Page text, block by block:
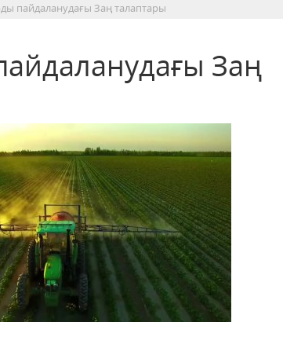
пайдаланудағы Заң талаптары
Заң